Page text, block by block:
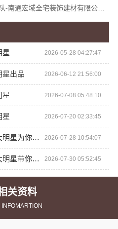
关资料
INFOMARTION
宏域全宅装饰建材有限公司翻新服务
星 2026-05-28 04:27:47
星出品 2026-06-12 21:56:00
星 2026-07-08 05:48:10
星 2026-07-20 02:33:45
网红果冻囤货首选，零食大明星为你甜蜜加倍 2026-07-28 10:54:07
网红果冻囤货必备，零食大明星带你玩转潮流 2026-07-30 05:52:45